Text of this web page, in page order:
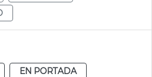
EN PORTADA